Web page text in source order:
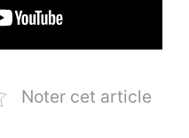
Noter cet article